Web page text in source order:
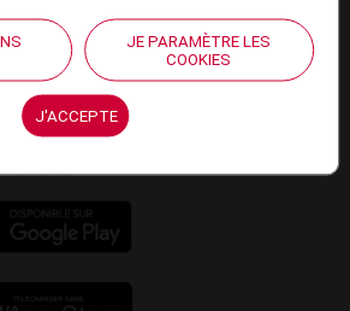
partenaires
de logiciel
sur votre site
Mobile
JE PARAMÈTRE LES
COOKIES
J'ACCEPTE